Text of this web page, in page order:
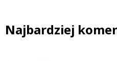
Najbardziej